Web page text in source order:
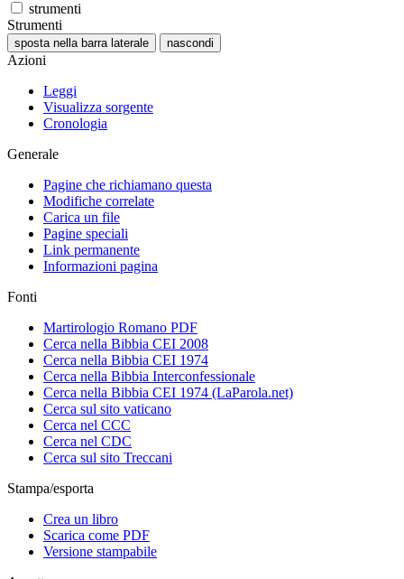
strumenti
Strumenti
sposta nella barra laterale nascondi
Azioni
Leggi
Visualizza sorgente
Cronologia
Generale
Pagine che richiamano questa
Modifiche correlate
Carica un file
Pagine speciali
Link permanente
Informazioni pagina
Fonti
Martirologio Romano PDF
Cerca nella Bibbia CEI 2008
Cerca nella Bibbia CEI 1974
Cerca nella Bibbia Interconfessionale
Cerca nella Bibbia CEI 1974 (LaParola.net)
Cerca sul sito vaticano
Cerca nel CCC
Cerca nel CDC
Cerca sul sito Treccani
Stampa/esporta
Crea un libro
Scarica come PDF
Versione stampabile